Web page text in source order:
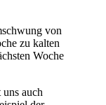
von
zu kalten
Woche
auch